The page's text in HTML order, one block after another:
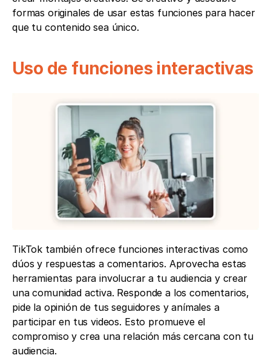
formas originales de usar estas funciones para hacer
que tu contenido sea único.
Uso de funciones interactivas
TikTok también ofrece funciones interactivas como
dúos y respuestas a comentarios. Aprovecha estas
herramientas para involucrar a tu audiencia y crear
una comunidad activa. Responde a los comentarios,
pide la opinión de tus seguidores y anímales a
participar en tus videos. Esto promueve el
compromiso y crea una relación más cercana con tu
audiencia.